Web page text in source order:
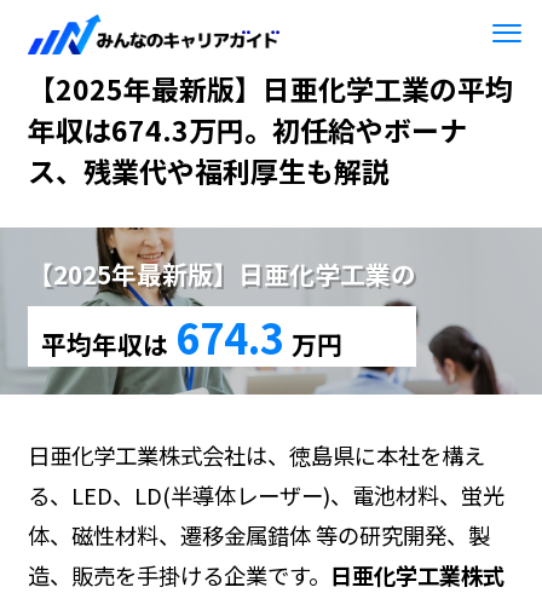
HOME 【2025年最新版】日亜化学工業
【2025年最新版】日亜化学工業の平均
年収は674.3万円。初任給やボーナ
ス、残業代や福利厚生も解説
【2025年最新版】日亜化学工業の
平均年収は 674.3 万円
日亜化学工業株式会社は、徳島県に本社を構え
る、LED、LD(半導体レーザー)、電池材料、蛍光
体、磁性材料、遷移金属錯体 等の研究開発、製
造、販売を手掛ける企業です。 日亜化学工業株式